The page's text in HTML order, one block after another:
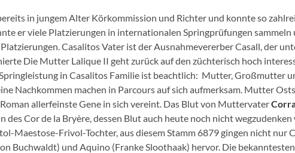
in jungem Alter Körkommission und Richter und konnte so
er viele Platzierungen in internationalen Springprüfungen
Casalitos Vater ist der Ausnahmevererber Casall, der
Die Mutter Lalique II geht zurück auf den züchterisch hoch
in Casalitos Familie ist beachtlich: Mutter, Großmutter
Nachkommen machen in Parcours auf sich aufmerksam. Mutter
allerfeinste Gene in sich vereint. Das Blut von Muttervater
Cor de la Bryère, dessen Blut auch heute noch nicht
Maestose-Frivol-Tochter, aus diesem Stamm 6879 gingen nicht nur
Buchwaldt) und Aquino (Franke Sloothaak) hervor. Die